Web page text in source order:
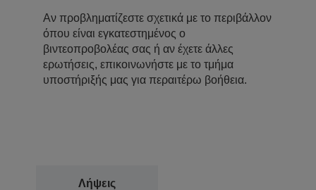
Αν προβληματίζεστε σχετικά με το περιβάλλον
όπου είναι εγκατεστημένος ο
βιντεοπροβολέας σας ή αν έχετε άλλες
ερωτήσεις, επικοινωνήστε με το τμήμα
υποστήριξής μας για περαιτέρω βοήθεια.
Λήψεις